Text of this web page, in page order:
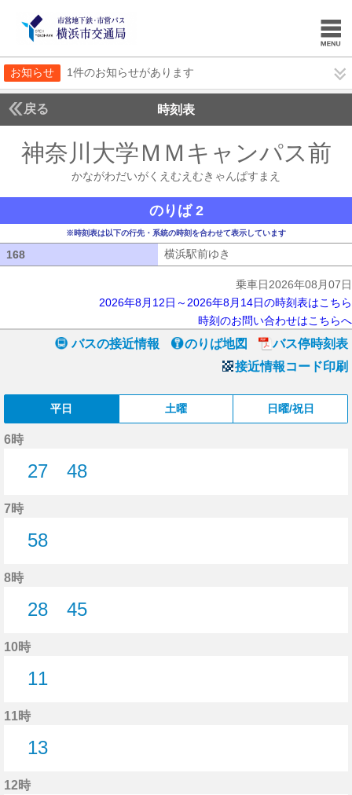
お知らせ 1件のお知らせがあります
戻る 時刻表
神奈川大学ＭＭキャンパス前
かながわだいがくえむえむきゃんぱすまえ
のりば 2
※時刻表は以下の行先・系統の時刻を合わせて表示しています
168 横浜駅前ゆき
乗車日2026年08月07日
2026年8月12日～2026年8月14日の時刻表はこちら
時刻のお問い合わせはこちらへ
バスの接近情報 のりば地図
バス停時刻表
接近情報コード印刷
平日 土曜 日曜/祝日
6時
27
48
7時
58
8時
28
45
10時
11
11時
13
12時